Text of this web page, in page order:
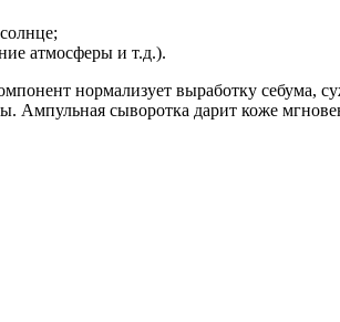
атмосферы и т.д.).
нормализует выработку себума,
Ампульная сыворотка дарит коже